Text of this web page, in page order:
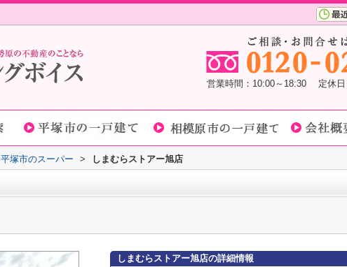
営業時間：10:00～18:30 定休日
平塚市のスーパー > しまむらストアー旭店
しまむらストアー旭店の詳細情報